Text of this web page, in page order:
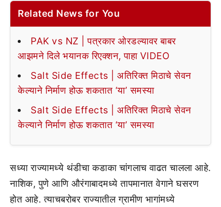
Related News for You
PAK vs NZ | पत्रकार ओरडल्यावर बाबर
आझमने दिले भयानक रिएक्शन, पाहा VIDEO
Salt Side Effects | अतिरिक्त मिठाचे सेवन
केल्याने निर्माण होऊ शकतात ‘या’ समस्या
Salt Side Effects | अतिरिक्त मिठाचे सेवन
केल्याने निर्माण होऊ शकतात ‘या’ समस्या
सध्या राज्यामध्ये थंडीचा कडाका चांगलाच वाढत चालला आहे.
नाशिक, पुणे आणि औरंगाबादमध्ये तापमानात वेगाने घसरण
होत आहे. त्याचबरोबर राज्यातील ग्रामीण भागांमध्ये